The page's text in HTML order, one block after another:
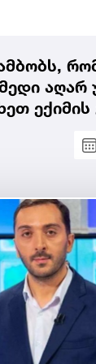
აღარ
ექიმის